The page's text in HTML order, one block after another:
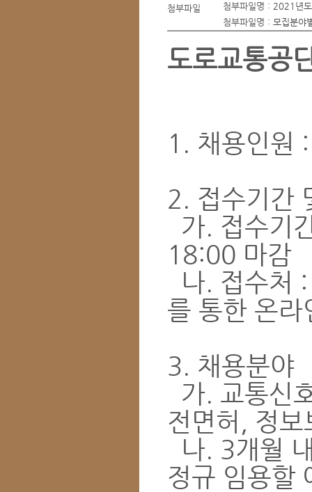
첨부파일 첨부파일명 : 2021년
첨부파일명 : 모집분야
도로교통공
1. 채용인원
2. 접수기간
가. 접수기
18:00 마감
나. 접수처
를 통한 온라
3. 채용분야
가. 교통신
전면허, 정
나. 3개월
정규 임용할